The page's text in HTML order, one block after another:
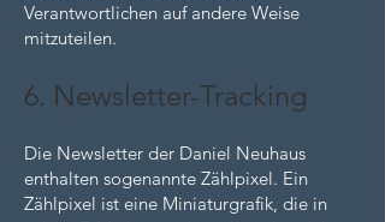
Verantwortlichen auf andere Weise
mitzuteilen.
6. Newsletter-Tracking
Die Newsletter der Daniel Neuhaus
enthalten sogenannte Zählpixel. Ein
Zählpixel ist eine Miniaturgrafik, die in